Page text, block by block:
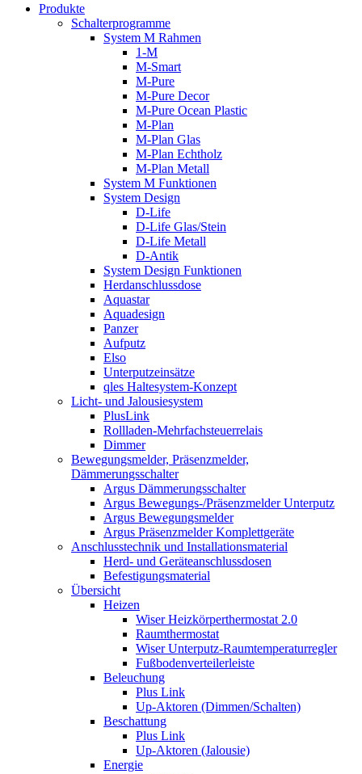
Produkte
Schalterprogramme
System M Rahmen
1-M
M-Smart
M-Pure
M-Pure Decor
M-Pure Ocean Plastic
M-Plan
M-Plan Glas
M-Plan Echtholz
M-Plan Metall
System M Funktionen
System Design
D-Life
D-Life Glas/Stein
D-Life Metall
D-Antik
System Design Funktionen
Herdanschlussdose
Aquastar
Aquadesign
Panzer
Aufputz
Elso
Unterputzeinsätze
qles Haltesystem-Konzept
Licht- und Jalousiesystem
PlusLink
Rollladen-Mehrfachsteuerrelais
Dimmer
Bewegungsmelder, Präsenzmelder,
Dämmerungsschalter
Argus Dämmerungsschalter
Argus Bewegungs-/Präsenzmelder Unterputz
Argus Bewegungsmelder
Argus Präsenzmelder Komplettgeräte
Anschlusstechnik und Installationsmaterial
Herd- und Geräteanschlussdosen
Befestigungsmaterial
Übersicht
Heizen
Wiser Heizkörperthermostat 2.0
Raumthermostat
Wiser Unterputz-Raumtemperaturregler
Fußbodenverteilerleiste
Beleuchung
Plus Link
Up-Aktoren (Dimmen/Schalten)
Beschattung
Plus Link
Up-Aktoren (Jalousie)
Energie